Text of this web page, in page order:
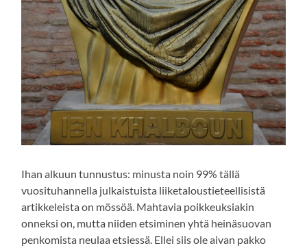
Ihan alkuun tunnustus: minusta noin 99% tällä
vuosituhannella julkaistuista liiketaloustieteellisistä
artikkeleista on mössöä. Mahtavia poikkeuksiakin
onneksi on, mutta niiden etsiminen yhtä heinäsuovan
penkomista neulaa etsiessä. Ellei siis ole aivan pakko